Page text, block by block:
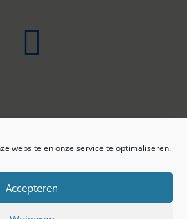
website en onze service te optimaliseren.
Accepteren